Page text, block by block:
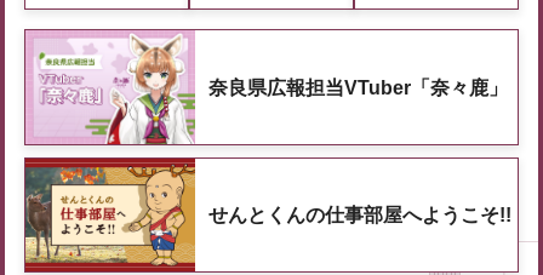
奈良県広報担当VTuber「奈々鹿」
せんとくんの仕事部屋へようこそ!!